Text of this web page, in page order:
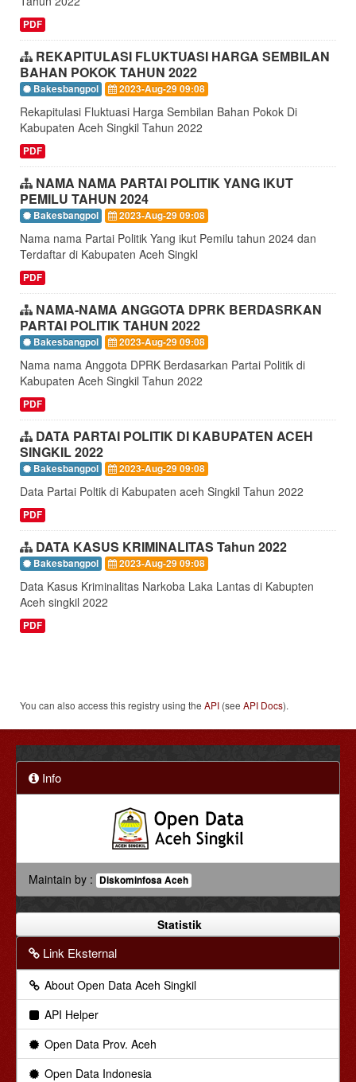
PDF
REKAPITULASI FLUKTUASI HARGA SEMBILAN
BAHAN POKOK TAHUN 2022
Bakesbangpol 2023-Aug-29 09:08
Rekapitulasi Fluktuasi Harga Sembilan Bahan Pokok Di
Kabupaten Aceh Singkil Tahun 2022
PDF
NAMA NAMA PARTAI POLITIK YANG IKUT
PEMILU TAHUN 2024
Bakesbangpol 2023-Aug-29 09:08
Nama nama Partai Politik Yang ikut Pemilu tahun 2024 dan
Terdaftar di Kabupaten Aceh Singkl
PDF
NAMA-NAMA ANGGOTA DPRK BERDASRKAN
PARTAI POLITIK TAHUN 2022
Bakesbangpol 2023-Aug-29 09:08
Nama nama Anggota DPRK Berdasarkan Partai Politik di
Kabupaten Aceh Singkil Tahun 2022
PDF
DATA PARTAI POLITIK DI KABUPATEN ACEH
SINGKIL 2022
Bakesbangpol 2023-Aug-29 09:08
Data Partai Poltik di Kabupaten aceh Singkil Tahun 2022
PDF
DATA KASUS KRIMINALITAS Tahun 2022
Bakesbangpol 2023-Aug-29 09:08
Data Kasus Kriminalitas Narkoba Laka Lantas di Kabupten
Aceh singkil 2022
PDF
You can also access this registry using the API (see API Docs).
Info
Maintain by : Diskominfosa Aceh
Statistik
Link Eksternal
About Open Data Aceh Singkil
API Helper
Open Data Prov. Aceh
Open Data Indonesia